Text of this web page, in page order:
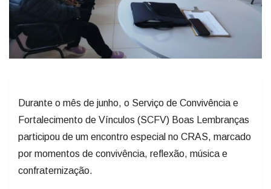
Durante o mês de junho, o Serviço de Convivência e
Fortalecimento de Vínculos (SCFV) Boas Lembranças
participou de um encontro especial no CRAS, marcado
por momentos de convivência, reflexão, música e
confraternização.